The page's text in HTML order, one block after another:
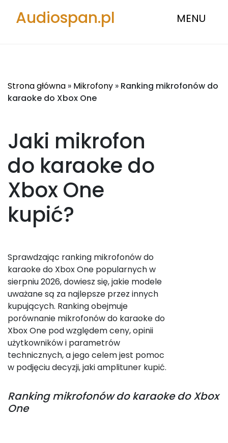
Audiospan.pl MENU
Strona główna » Mikrofony » Ranking mikrofonów do
karaoke do Xbox One
Jaki mikrofon
do karaoke do
Xbox One
kupić?
Sprawdzając ranking mikrofonów do
karaoke do Xbox One popularnych w
sierpniu 2026, dowiesz się, jakie modele
uważane są za najlepsze przez innych
kupujących. Ranking obejmuje
porównanie mikrofonów do karaoke do
Xbox One pod względem ceny, opinii
użytkowników i parametrów
technicznych, a jego celem jest pomoc
w podjęciu decyzji, jaki amplituner kupić.
Rankingmikrofonów do karaoke do Xbox
One